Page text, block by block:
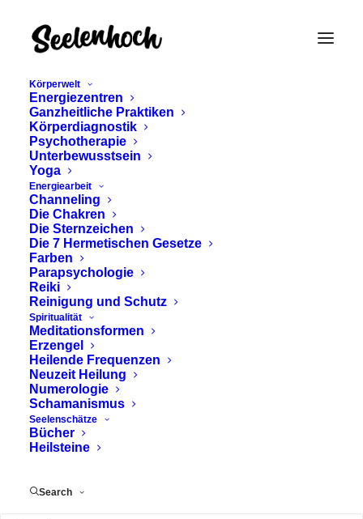
Körperwelt
Energiezentren
Ganzheitliche Praktiken
Körperdiagnostik
Psychotherapie
Unterbewusstsein
Yoga
Energiearbeit
Channeling
Die Chakren
Die Sternzeichen
Die 7 Hermetischen Gesetze
Farben
Parapsychologie
Reiki
Reinigung und Schutz
Spiritualität
Meditationsformen
Erzengel
Heilende Frequenzen
Neuzeit Heilung
Numerologie
Schamanismus
Seelenschätze
Bücher
Heilsteine
Search
Eigenschaften